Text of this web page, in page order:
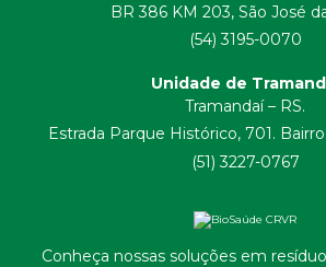
BR 386 KM 203, São José
(54) 3195-0070
Unidade de
Tramandaí – RS.
Estrada Parque Histórico, 701.
(51) 3227-0767
Conheça nossas soluções em